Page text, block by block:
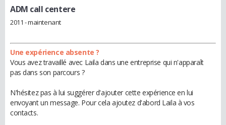
ADM call centere
2011 - maintenant
Une expérience absente ?
Vous avez travaillé avec Laila dans une entreprise qui n'apparaît
pas dans son parcours ?
N'hésitez pas à lui suggérer d'ajouter cette expérience en lui
envoyant un message. Pour cela ajoutez d'abord Laila à vos
contacts.